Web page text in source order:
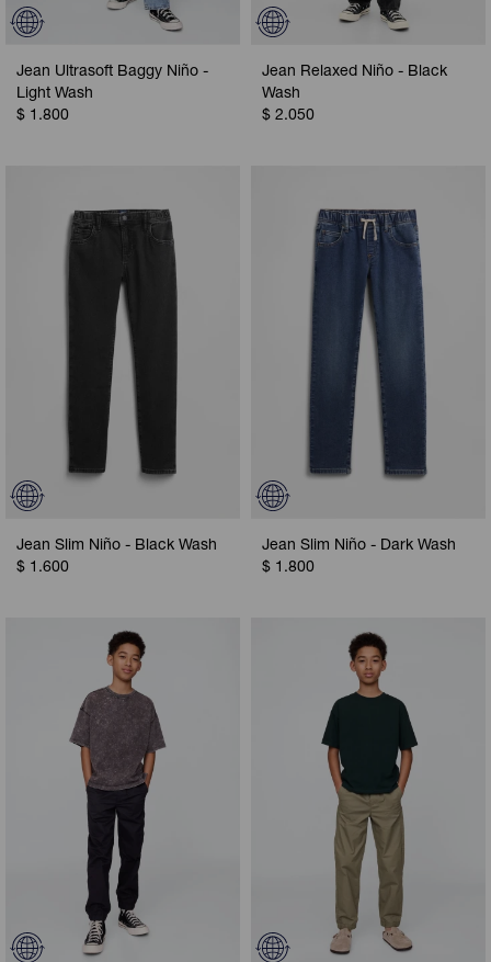
Jean Ultrasoft Baggy Niño -
Light Wash
$ 1.800
Jean Relaxed Niño - Black
Wash
$ 2.050
Jean Slim Niño - Black Wash
$ 1.600
Jean Slim Niño - Dark Wash
$ 1.800